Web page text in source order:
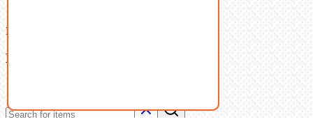
В корзине нет товаров.
Поиск